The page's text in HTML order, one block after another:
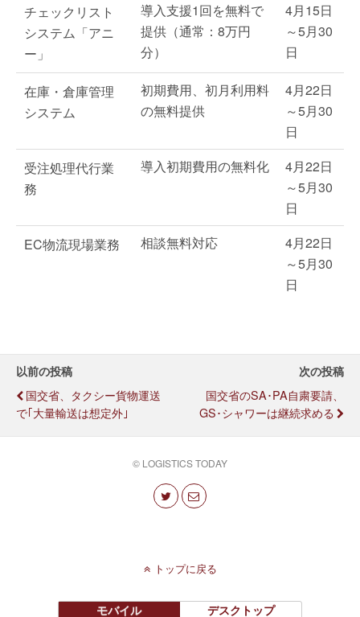
チェックリスト
システム「アニ
ー」
導入支援1回を無料で
提供（通常：8万円
分）
4月15日
～5月30
日
在庫・倉庫管理
システム
初期費用、初月利用料
の無料提供
4月22日
～5月30
日
受注処理代行業
務
導入初期費用の無料化
4月22日
～5月30
日
EC物流現場業務
相談無料対応
4月22日
～5月30
日
以前の投稿
国交省、タクシー貨物運送
で｢大量輸送は想定外｣
次の投稿
国交省のSA･PA自粛要請、
GS･シャワーは継続求める
© LOGISTICS TODAY
トップに戻る
モバイル デスクトップ